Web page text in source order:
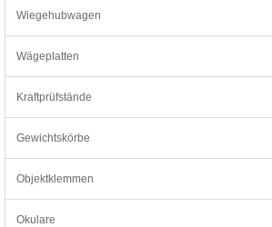
Wiegehubwagen
Wägeplatten
Kraftprüfstände
Gewichtskörbe
Objektklemmen
Okulare